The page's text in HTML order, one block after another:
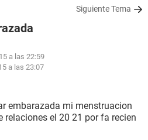
Siguiente Tema
a las 22:59
a las 23:07
embarazada mi menstruacion
relaciones el 20 21 por fa recien